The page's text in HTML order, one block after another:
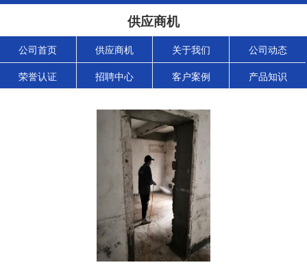
供应商机
公司首页 供应商机 关于我们 公司动态
荣誉认证 招聘中心 客户案例 产品知识